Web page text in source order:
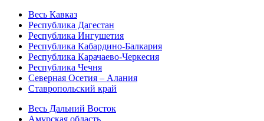
Весь Кавказ
Республика Дагестан
Республика Ингушетия
Республика Кабардино-Балкария
Республика Карачаево-Черкесия
Республика Чечня
Северная Осетия – Алания
Ставропольский край
Весь Дальний Восток
Амурская область